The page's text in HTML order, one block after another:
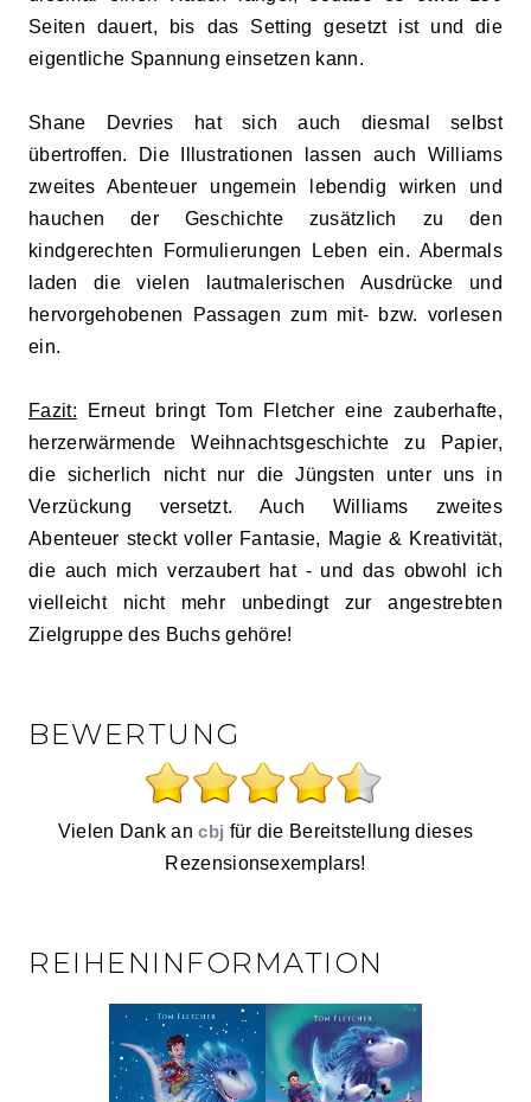
Seiten dauert, bis das Setting gesetzt ist und die
eigentliche Spannung einsetzen kann.
Shane Devries hat sich auch diesmal selbst
übertroffen. Die Illustrationen lassen auch Williams
zweites Abenteuer ungemein lebendig wirken und
hauchen der Geschichte zusätzlich zu den
kindgerechten Formulierungen Leben ein. Abermals
laden die vielen lautmalerischen Ausdrücke und
hervorgehobenen Passagen zum mit- bzw. vorlesen
ein.
Fazit: Erneut bringt Tom Fletcher eine zauberhafte,
herzerwärmende Weihnachtsgeschichte zu Papier,
die sicherlich nicht nur die Jüngsten unter uns in
Verzückung versetzt. Auch Williams zweites
Abenteuer steckt voller Fantasie, Magie & Kreativität,
die auch mich verzaubert hat - und das obwohl ich
vielleicht nicht mehr unbedingt zur angestrebten
Zielgruppe des Buchs gehöre!
BEWERTUNG
Vielen Dank ancbj für die Bereitstellung dieses
Rezensionsexemplars!
REIHENINFORMATION